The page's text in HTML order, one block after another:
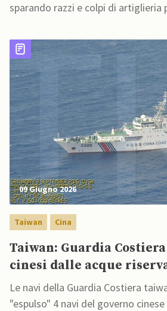
sparando razzi e colpi di artiglieria
09 Giugno 2026
Taiwan Cina
Taiwan: Guardia
cinesi dalle acque
Le navi della Guardia Costiera
"espulso" 4 navi del governo